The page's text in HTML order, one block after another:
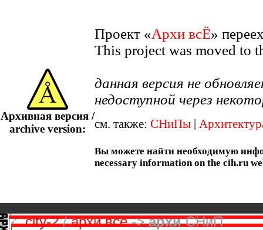
Архивная версия /
archive version:
Проект «Архи всЁ»
This project was moved to
данная версия не
недоступной через
см. также: СНиПы
Вы можете найти необходимую
necessary information on the cih.ru
city-2 / архи.всё ->архиСНиП